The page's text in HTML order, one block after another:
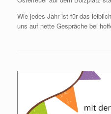
Wie jedes Jahr ist für das
uns auf nette Gespräche bei